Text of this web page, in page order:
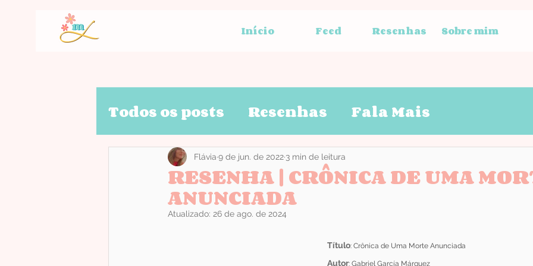
Início Feed Resenhas Sobre mim
Todos os posts Resenhas Fala Mais
RESENHA | CRÔNICA DE UMA
ANUNCIADA
Flávia 9 de jun. de 2022 3 min de leitura
Atualizado: 26 de ago. de 2024
Título: Crônica de Uma Morte Anunciada
Autor: Gabriel García Márquez